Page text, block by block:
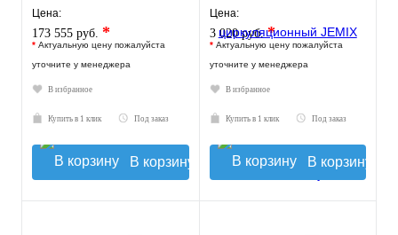
Цена:
173 555 руб. *
* Актуальную цену пожалуйста
уточните у менеджера
В избранное
Купить в 1 клик Под заказ
В корзину
Цена:
3 020 руб.*
* Актуальную цену пожалуйста
уточните у менеджера
В избранное
Купить в 1 клик Под заказ
В корзину